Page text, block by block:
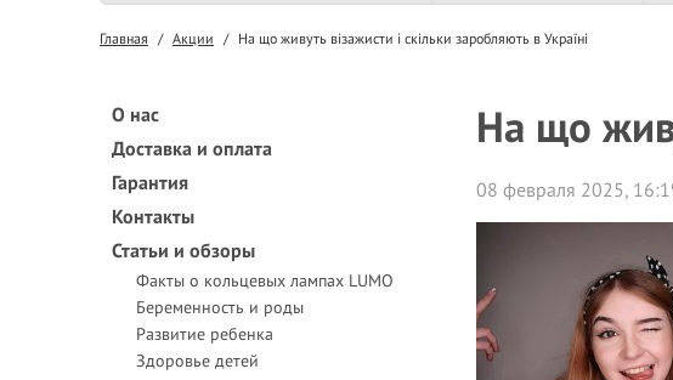
Главная / Акции / На що живуть візажисти і скільки заробляють в Україні
О нас
Доставка и оплата
Гарантия
Контакты
Статьи и обзоры
Факты о кольцевых лампах LUMO
Беременность и роды
Развитие ребенка
Здоровье детей
На що
08 февраля 2025,